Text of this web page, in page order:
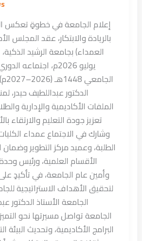
إعلام الجامعة في خطوةٍ تعكس
بالريادة والابتكار، عقد المجلس
يوليو 2026م،
الدكتور عبداللطيف حيدر،
الملفات الأكاديمية والإدارية
تعزيز جودة التعليم والارتقاء
وشارك في الاجتماع عمداء
الطلبة، وعميد مركز التطوير
الأقسام العلمية، ورئيس
وأمين عام الجامعة، في تأكيدٍ
لتحقيق الأهداف الاستراتيجية
الجامعة الأستاذ الدكتور
الجامعة تواصل مسيرتها نحو
البرامج الأكاديمية، وتحديث البيئة